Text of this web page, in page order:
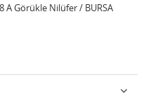
A Görükle Nilüfer / BURSA